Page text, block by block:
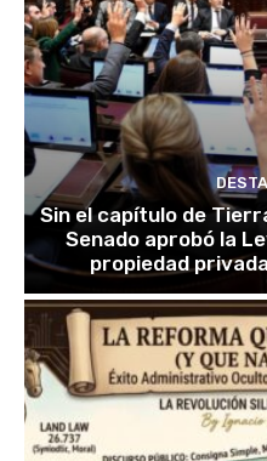
Sin el capítulo de
Senado aprobó la
propiedad